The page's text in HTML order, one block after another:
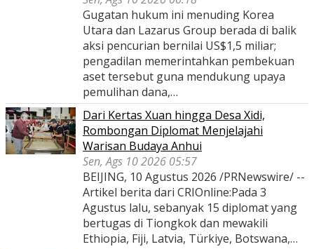
Gugatan hukum ini menuding Korea
Utara dan Lazarus Group berada di balik
aksi pencurian bernilai US$1,5 miliar;
pengadilan memerintahkan pembekuan
aset tersebut guna mendukung upaya
pemulihan dana,…
Dari Kertas Xuan hingga Desa Xidi,
Rombongan Diplomat Menjelajahi
Warisan Budaya Anhui
Sen, Ags 10 2026 05:57
BEIJING, 10 Agustus 2026 /PRNewswire/ --
Artikel berita dari CRIOnline:Pada 3
Agustus lalu, sebanyak 15 diplomat yang
bertugas di Tiongkok dan mewakili
Ethiopia, Fiji, Latvia, Türkiye, Botswana,…